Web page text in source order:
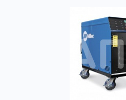
+7(351) 223-98-74